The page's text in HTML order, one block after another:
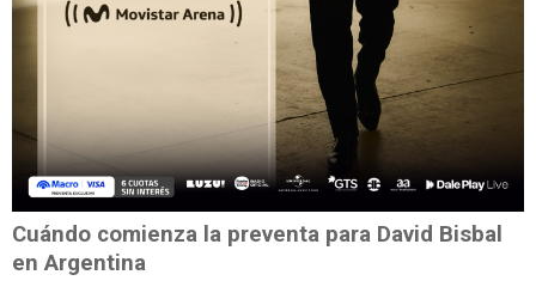
Cuándo comienza la preventa para David Bisbal
en Argentina